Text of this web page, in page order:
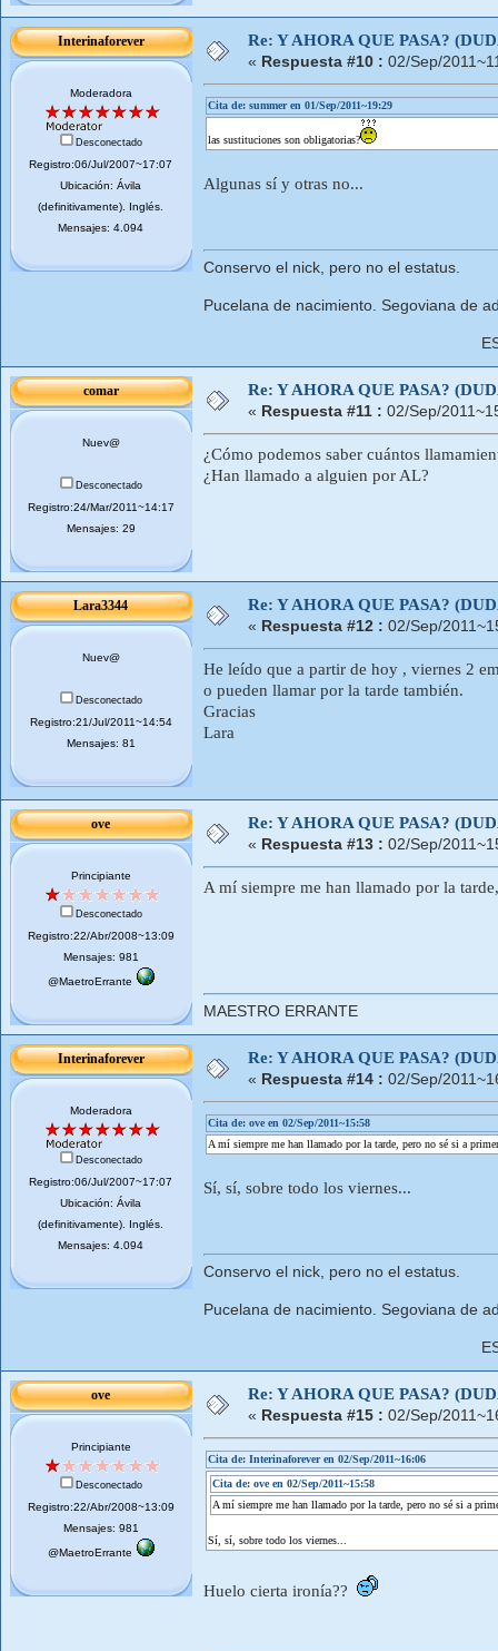
Interinaforever
Moderadora
Desconectado
Registro:06/Jul/2007~17:07
Ubicación: Ávila
(definitivamente). Inglés.
Mensajes: 4.094
Re: Y AHORA QUE PASA?
« Respuesta #10 : 02/Sep/
Cita de: summer en 01/Sep/2011~19:29
las sustituciones son obligatorias?
Algunas sí y otras no...
Conservo el nick, pero no el estatus.
Pucelana de nacimiento. Segoviana de
comar
Nuev@
Desconectado
Registro:24/Mar/2011~14:17
Mensajes: 29
Re: Y AHORA QUE PASA?
« Respuesta #11 : 02/Sep/
¿Cómo podemos saber cuántos
¿Han llamado a alguien por AL?
Lara3344
Nuev@
Desconectado
Registro:21/Jul/2011~14:54
Mensajes: 81
Re: Y AHORA QUE PASA?
« Respuesta #12 : 02/Sep/
He leído que a partir de hoy , viernes 2
o pueden llamar por la tarde también.
Gracias
Lara
ove
Principiante
Desconectado
Registro:22/Abr/2008~13:09
Mensajes: 981
@MaetroErrante
Re: Y AHORA QUE PASA?
« Respuesta #13 : 02/Sep/
A mí siempre me han llamado por la
MAESTRO ERRANTE
Interinaforever
Moderadora
Desconectado
Registro:06/Jul/2007~17:07
Ubicación: Ávila
(definitivamente). Inglés.
Mensajes: 4.094
Re: Y AHORA QUE PASA?
« Respuesta #14 : 02/Sep/
Cita de: ove en 02/Sep/2011~15:58
A mí siempre me han llamado por la tarde, pero no sé si a
Sí, sí, sobre todo los viernes...
Conservo el nick, pero no el estatus.
Pucelana de nacimiento. Segoviana de
ove
Principiante
Desconectado
Registro:22/Abr/2008~13:09
Mensajes: 981
@MaetroErrante
Re: Y AHORA QUE PASA?
« Respuesta #15 : 02/Sep/
Cita de: Interinaforever en 02/Sep/2011~16:06
Cita de: ove en 02/Sep/2011~15:58
A mí siempre me han llamado por la tarde, pero no sé si a
Sí, sí, sobre todo los viernes...
Huelo cierta ironía??